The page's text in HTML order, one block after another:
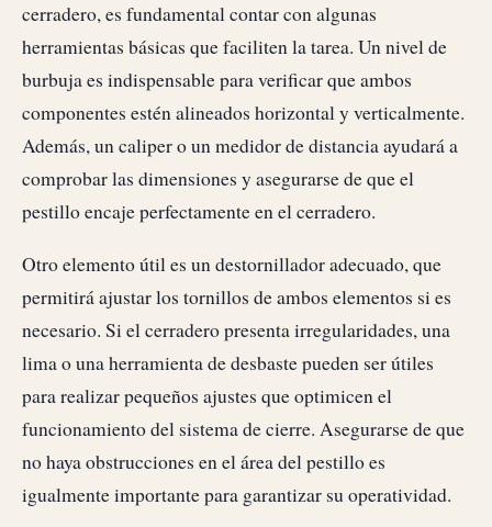
cerradero, es fundamental contar con algunas
herramientas básicas que faciliten la tarea. Un nivel de
burbuja es indispensable para verificar que ambos
componentes estén alineados horizontal y verticalmente.
Además, un caliper o un medidor de distancia ayudará a
comprobar las dimensiones y asegurarse de que el
pestillo encaje perfectamente en el cerradero.
Otro elemento útil es un destornillador adecuado, que
permitirá ajustar los tornillos de ambos elementos si es
necesario. Si el cerradero presenta irregularidades, una
lima o una herramienta de desbaste pueden ser útiles
para realizar pequeños ajustes que optimicen el
funcionamiento del sistema de cierre. Asegurarse de que
no haya obstrucciones en el área del pestillo es
igualmente importante para garantizar su operatividad.